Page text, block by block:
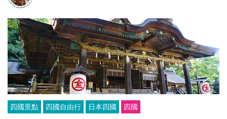
四國景點 四國自由行 日本四國 四國